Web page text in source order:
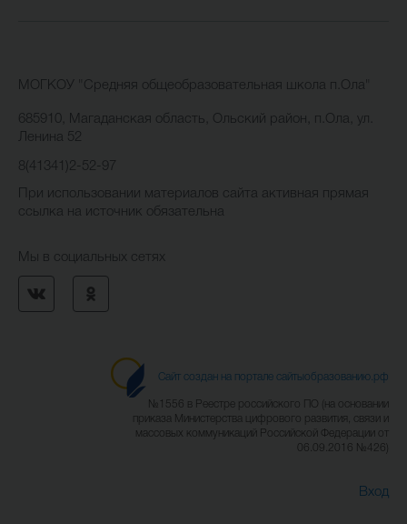
МОГКОУ "Средняя общеобразовательная школа п.Ола"
685910, Магаданская область, Ольский район, п.Ола, ул.
Ленина 52
8(41341)2-52-97
При использовании материалов сайта активная прямая
ссылка на источник обязательна
Мы в социальных сетях
Сайт создан на портале сайтыобразованию.рф
№1556 в Реестре российского ПО (на основании
приказа Министерства цифрового развития, связи и
массовых коммуникаций Российской Федерации от
06.09.2016 №426)
Вход